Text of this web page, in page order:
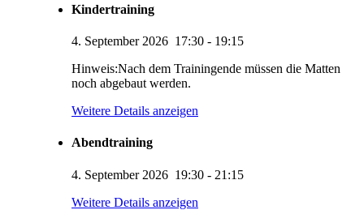
Kindertraining
4. September 2026 17:30 - 19:15
Hinweis:Nach dem Trainingende müssen die Matten
noch abgebaut werden.
Weitere Details anzeigen
Abendtraining
4. September 2026 19:30 - 21:15
Weitere Details anzeigen